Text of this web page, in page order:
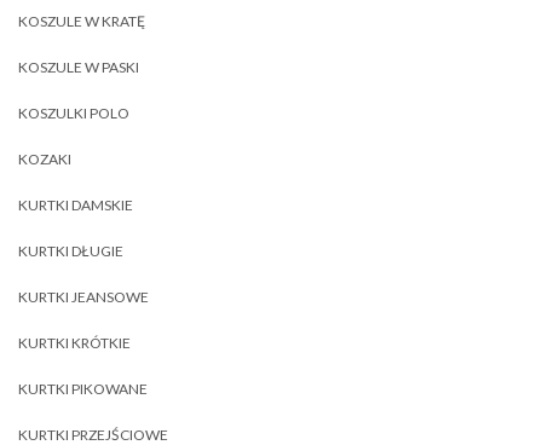
KOSZULE W KRATĘ
KOSZULE W PASKI
KOSZULKI POLO
KOZAKI
KURTKI DAMSKIE
KURTKI DŁUGIE
KURTKI JEANSOWE
KURTKI KRÓTKIE
KURTKI PIKOWANE
KURTKI PRZEJŚCIOWE